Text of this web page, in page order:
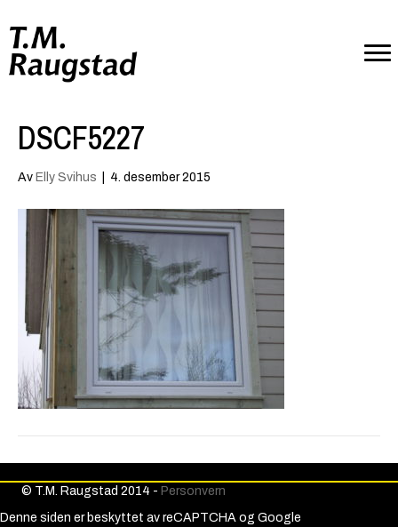
DSCF5227
Av Elly Svihus 4. desember 2015
© T.M. Raugstad 2014 - Personvern
Denne siden er beskyttet av reCAPTCHA og Google